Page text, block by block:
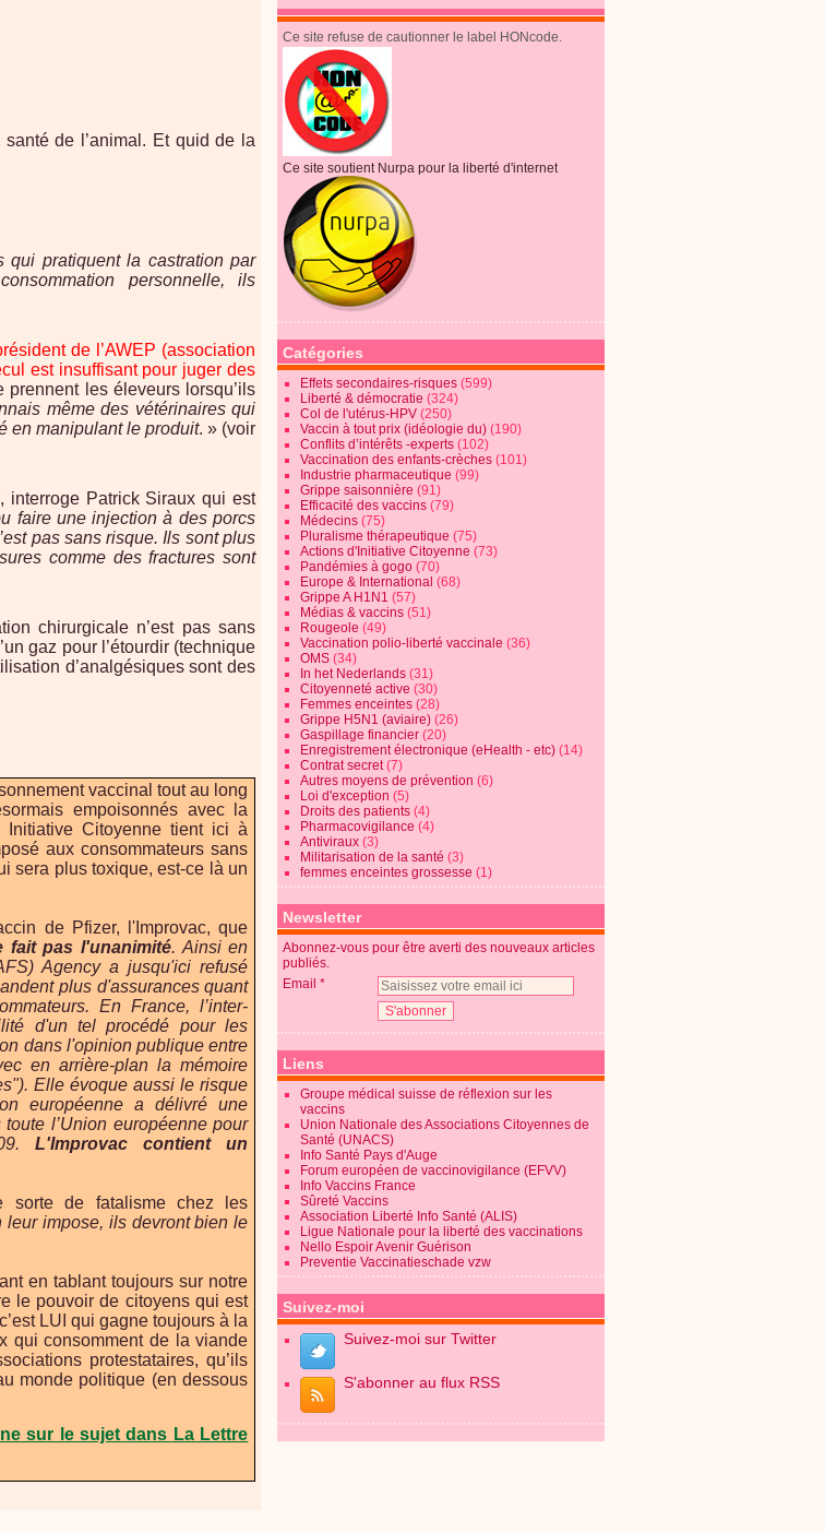
de l’animal. Et quid de la
qui pratiquent la castration par
personnelle, ils
de l’AWEP (association
est insuffisant pour juger des
les éleveurs lorsqu’ils
même des vétérinaires qui
en manipulant le produit. » (voir
interroge Patrick Siraux qui est
faire une injection à des porcs
pas sans risque. Ils sont plus
comme des fractures sont
chirurgicale n’est pas sans
gaz pour l’étourdir (technique
d’analgésiques sont des
vaccinal tout au long
empoisonnés avec la
Initiative Citoyenne tient ici à
aux consommateurs sans
sera plus toxique, est-ce là un
de Pfizer, l'Improvac, que
fait pas l'unanimité. Ainsi en
Agency a jusqu'ici refusé
plus d'assurances quant
En France, l’inter-
d'un tel procédé pour les
dans l'opinion publique entre
en arrière-plan la mémoire
Elle évoque aussi le risque
européenne a délivré une
l’Union européenne pour
L'Improvac contient un
sorte de fatalisme chez les
leur impose, ils devront bien le
en tablant toujours sur notre
le pouvoir de citoyens qui est
LUI qui gagne toujours à la
qui consomment de la viande
protestataires, qu’ils
monde politique (en dessous
sur le sujet dans La Lettre
Ce site refuse de cautionner le label HONcode.
Ce site soutient Nurpa pour la liberté d'internet
Catégories
Effets secondaires-risques (599)
Liberté & démocratie (324)
Col de l'utérus-HPV (250)
Vaccin à tout prix (idéologie du) (190)
Conflits d’intérêts -experts (102)
Vaccination des enfants-crèches (101)
Industrie pharmaceutique (99)
Grippe saisonnière (91)
Efficacité des vaccins (79)
Médecins (75)
Pluralisme thérapeutique (75)
Actions d'Initiative Citoyenne (73)
Pandémies à gogo (70)
Europe & International (68)
Grippe A H1N1 (57)
Médias & vaccins (51)
Rougeole (49)
Vaccination polio-liberté vaccinale (36)
OMS (34)
In het Nederlands (31)
Citoyenneté active (30)
Femmes enceintes (28)
Grippe H5N1 (aviaire) (26)
Gaspillage financier (20)
Enregistrement électronique (eHealth - etc) (14)
Contrat secret(7)
Autres moyens de prévention (6)
Loi d'exception (5)
Droits des patients (4)
Pharmacovigilance (4)
Antiviraux (3)
Militarisation de la santé (3)
femmes enceintes grossesse (1)
Newsletter
Abonnez-vous pour être averti des nouveaux articles
publiés.
Email
Liens
Groupe médical suisse de réflexion sur les
vaccins
Union Nationale des Associations Citoyennes de
Santé (UNACS)
Info Santé Pays d'Auge
Forum européen de vaccinovigilance (EFVV)
Info Vaccins France
Sûreté Vaccins
Association Liberté Info Santé (ALIS)
Ligue Nationale pour la liberté des vaccinations
Nello Espoir Avenir Guérison
Preventie Vaccinatieschade vzw
Suivez-moi
Suivez-moi sur Twitter
S'abonner au flux RSS